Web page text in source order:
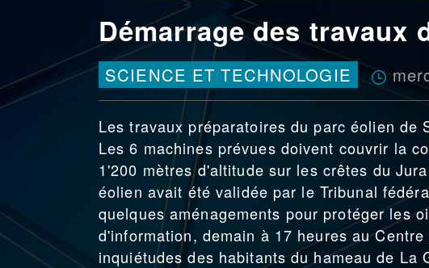
Démarrage des travaux
SCIENCE ET TECHNOLOGIE
Les travaux préparatoires du parc éolien de
Les 6 machines prévues doivent couvrir la
1'200 mètres d'altitude sur les crêtes du
éolien avait été validée par le Tribunal
quelques aménagements pour protéger les
d'information, demain à 17 heures au
inquiétudes des habitants du hameau de La